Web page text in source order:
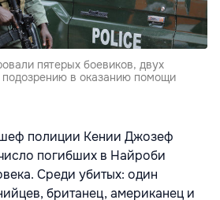
пятерых боевиков, двух
в оказанию помощи
полиции Кении Джозеф
погибших в Найроби
Среди убитых: один
британец, американец и